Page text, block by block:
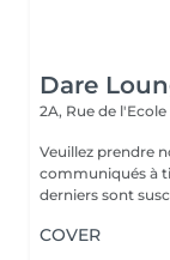
Dare
2A, Rue de l'Ecole
Veuillez prendre
communiqués à
derniers sont
COVER